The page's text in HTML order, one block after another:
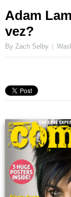
Adam
vez?
By Zach Selby